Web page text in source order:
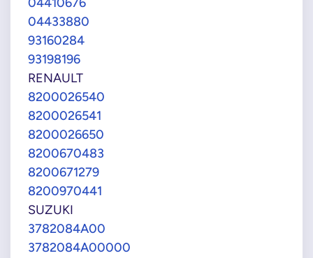
04433880
93160284
93198196
RENAULT
8200026540
8200026541
8200026650
8200670483
8200671279
8200970441
SUZUKI
3782084A00
3782084A00000